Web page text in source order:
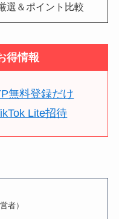
選＆ポイント比較
得情報
無料登録だけ
Lite招待
者）